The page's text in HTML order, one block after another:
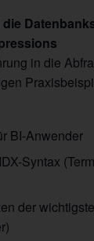
in die
BI-Anwender
Syntax
der